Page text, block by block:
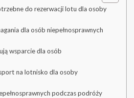
do rezerwacji lotu dla osoby
dla osób niepełnosprawnych
wsparcie dla osób
na lotnisko dla osoby
podczas podróży